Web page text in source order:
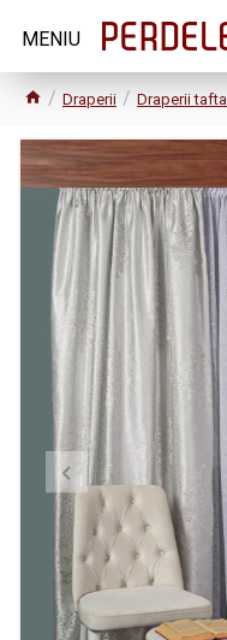
Draperii Draperii tafta